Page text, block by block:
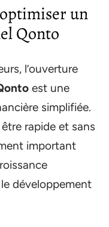
un
Qonto
l’ouverture
est une
simplifiée.
rapide et sans
important
développement